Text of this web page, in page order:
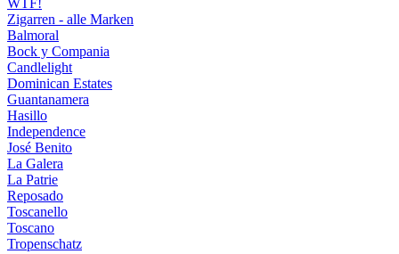
WTF!
Zigarren - alle Marken
Balmoral
Bock y Compania
Candlelight
Dominican Estates
Guantanamera
Hasillo
Independence
José Benito
La Galera
La Patrie
Reposado
Toscanello
Toscano
Tropenschatz